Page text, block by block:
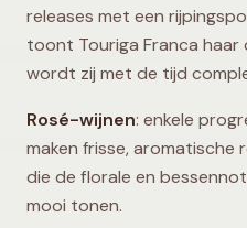
releases met een
toont Touriga Franca
wordt zij met de tijd
Rosé-wijnen: enkele
maken frisse, aromatische
die de florale en
mooi tonen.